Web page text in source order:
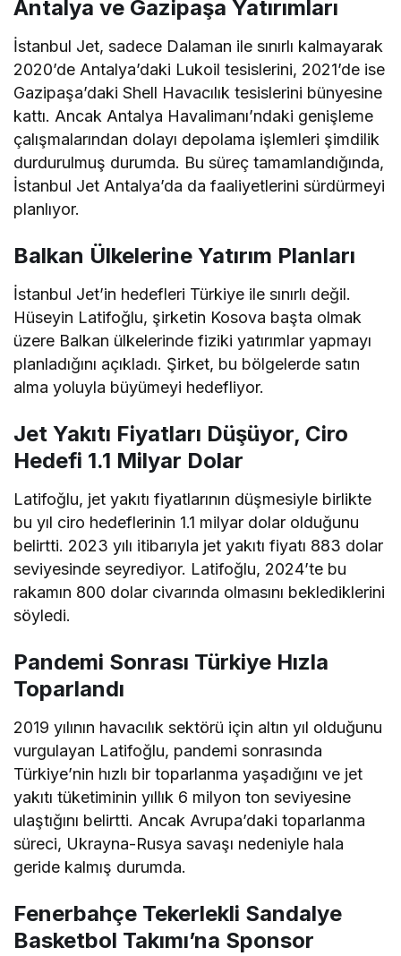
Antalya ve Gazipaşa Yatırımları
İstanbul Jet, sadece Dalaman ile sınırlı kalmayarak
2020’de Antalya’daki Lukoil tesislerini, 2021’de ise
Gazipaşa’daki Shell Havacılık tesislerini bünyesine
kattı. Ancak Antalya Havalimanı’ndaki genişleme
çalışmalarından dolayı depolama işlemleri şimdilik
durdurulmuş durumda. Bu süreç tamamlandığında,
İstanbul Jet Antalya’da da faaliyetlerini sürdürmeyi
planlıyor.
Balkan Ülkelerine Yatırım Planları
İstanbul Jet’in hedefleri Türkiye ile sınırlı değil.
Hüseyin Latifoğlu, şirketin Kosova başta olmak
üzere Balkan ülkelerinde fiziki yatırımlar yapmayı
planladığını açıkladı. Şirket, bu bölgelerde satın
alma yoluyla büyümeyi hedefliyor.
Jet Yakıtı Fiyatları Düşüyor, Ciro
Hedefi 1.1 Milyar Dolar
Latifoğlu, jet yakıtı fiyatlarının düşmesiyle birlikte
bu yıl ciro hedeflerinin 1.1 milyar dolar olduğunu
belirtti. 2023 yılı itibarıyla jet yakıtı fiyatı 883 dolar
seviyesinde seyrediyor. Latifoğlu, 2024’te bu
rakamın 800 dolar civarında olmasını beklediklerini
söyledi.
Pandemi Sonrası Türkiye Hızla
Toparlandı
2019 yılının havacılık sektörü için altın yıl olduğunu
vurgulayan Latifoğlu, pandemi sonrasında
Türkiye’nin hızlı bir toparlanma yaşadığını ve jet
yakıtı tüketiminin yıllık 6 milyon ton seviyesine
ulaştığını belirtti. Ancak Avrupa’daki toparlanma
süreci, Ukrayna-Rusya savaşı nedeniyle hala
geride kalmış durumda.
Fenerbahçe Tekerlekli Sandalye
Basketbol Takımı’na Sponsor